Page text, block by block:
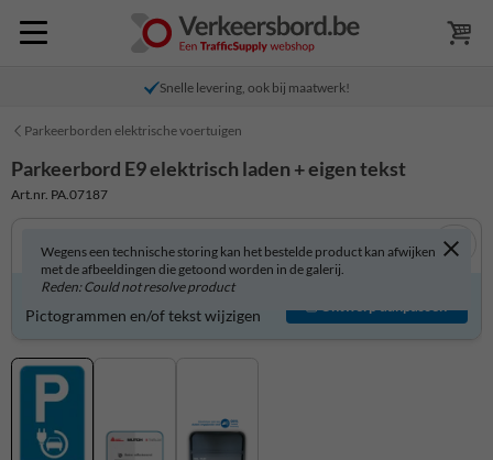
Snelle levering, ook bij maatwerk!
Parkeerborden elektrische voertuigen
Parkeerbord E9 elektrisch laden + eigen tekst
Art.nr. PA.07187
Wegens een technische storing kan het bestelde product kan afwijken
met de afbeeldingen die getoond worden in de galerij.
Reden: Could not resolve product
Parkeerbord zelf aanpassen?
Pictogrammen en/of tekst wijzigen
Ontwerp aanpassen